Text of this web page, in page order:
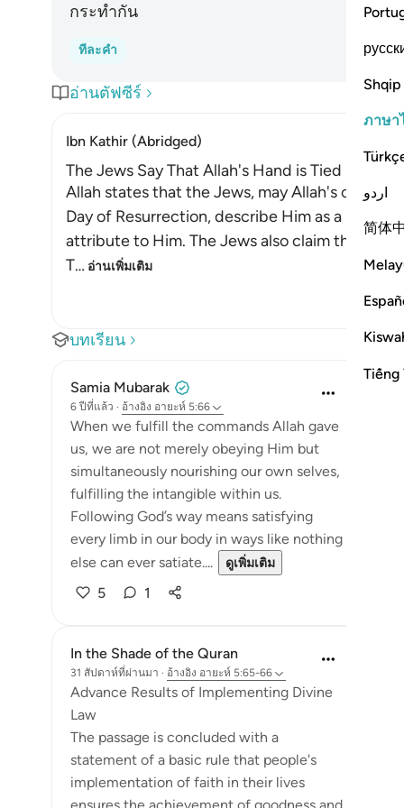
Shqip
ภาษา
اردو
简体
Tiếng
กระทำกัน
ทีละคำ
อ่านตัฟซีร์
Ibn Kathir (Abridged)
The Jews Say That Allah's Hand is Tied up!
Allah states that the Jews, may Allah's
Day of Resurrection, describe Him as a miser.
attribute to Him. The Jews also claim that
T… อ่านเพิ่มเติม
บทเรียน
Samia Mubarak
6 ปีที่แล้ว · อ้างอิง อายะห์ 5:66
When we fulfill the commands Allah gave
us, we are not merely obeying Him but
simultaneously nourishing our own selves,
fulfilling the intangible within us.
Following God’s way means satisfying
every limb in our body in ways like nothing
else can ever satiate....
ดูเพิ่มเติม
5 1
In the Shade of the Quran
31 สัปดาห์ที่ผ่านมา · อ้างอิง อายะห์ 5:65-66
Advance Results of Implementing Divine
Law
The passage is concluded with a
statement of a basic rule that people's
implementation of faith in their lives